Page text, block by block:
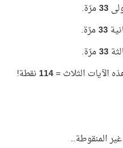
33مرّة.
33مرّة.
33مرّة.
الآيات الثلاث =114نقطة!
المنقوطة..